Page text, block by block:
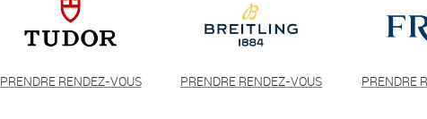
PRENDRE RENDEZ-VOUS PRENDRE RENDEZ-VOUS PRENDRE